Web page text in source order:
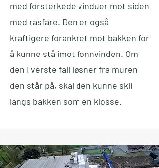
med forsterkede vinduer mot siden
med rasfare. Den er også
kraftigere forankret mot bakken for
å kunne stå imot fonnvinden. Om
den i verste fall løsner fra muren
den står på, skal den kunne skli
langs bakken som en klosse.